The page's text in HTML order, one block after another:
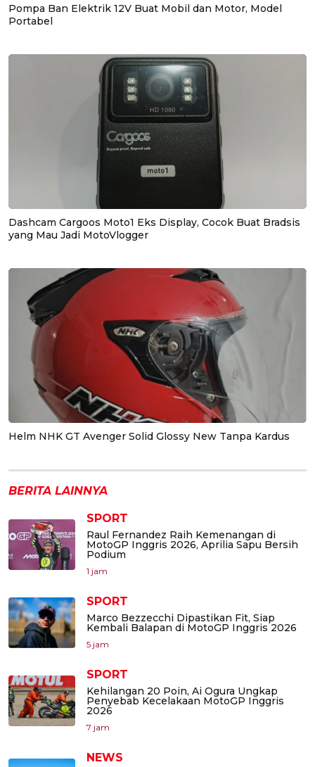
Pompa Ban Elektrik 12V Buat Mobil dan Motor, Model
Portabel
Dashcam Cargoos Moto1 Eks Display, Cocok Buat Bradsis
yang Mau Jadi MotoVlogger
Helm NHK GT Avenger Solid Glossy New Tanpa Kardus
BERITA LAINNYA
SPORT
Raul Fernandez Raih Kemenangan di
MotoGP Inggris 2026, Aprilia Sapu Bersih
Podium
1 jam
SPORT
Marco Bezzecchi Dipastikan Fit, Siap
Kembali Balapan di MotoGP Inggris 2026
5 jam
SPORT
Kehilangan 20 Poin, Ai Ogura Ungkap
Penyebab Kecelakaan MotoGP Inggris
2026
7 jam
NEWS